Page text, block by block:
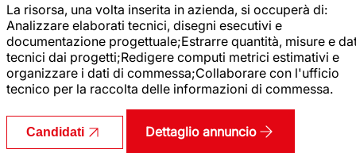
La risorsa, una volta inserita in azienda, si occuperà di:
Analizzare elaborati tecnici, disegni esecutivi e
documentazione progettuale;Estrarre quantità, misure e
tecnici dai progetti;Redigere computi metrici estimativi e
organizzare i dati di commessa;Collaborare con l'ufficio
tecnico per la raccolta delle informazioni di commessa.
Candidati Dettaglio annuncio